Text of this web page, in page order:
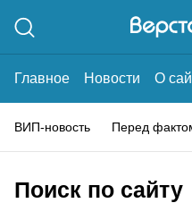
Главное Новости О
ВИП-новость Перед
Поиск по сайту